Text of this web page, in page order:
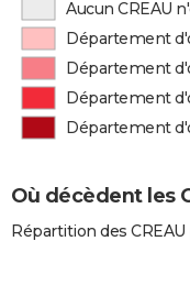
Aucun CREAU
Département
Département
Département
Département
Où décèdent les
Répartition des